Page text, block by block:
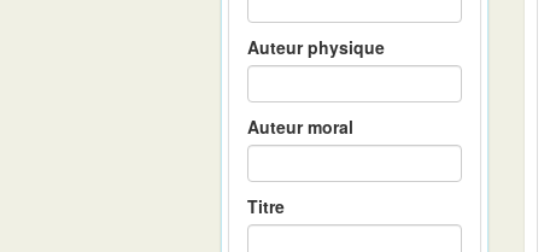
Auteur physique
Auteur moral
Titre